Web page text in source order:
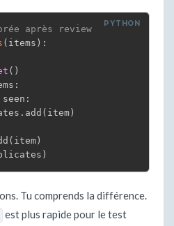
après review
( items ) :
( )
:
seen :
. add ( item )
( item )
)
Tu comprends la différence.
est plus rapide pour le test